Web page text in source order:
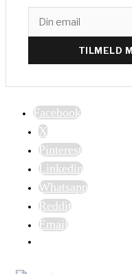
TILMELD
Facebook
X
Pinterest
Linkedin
Whatsapp
Reddit
Email